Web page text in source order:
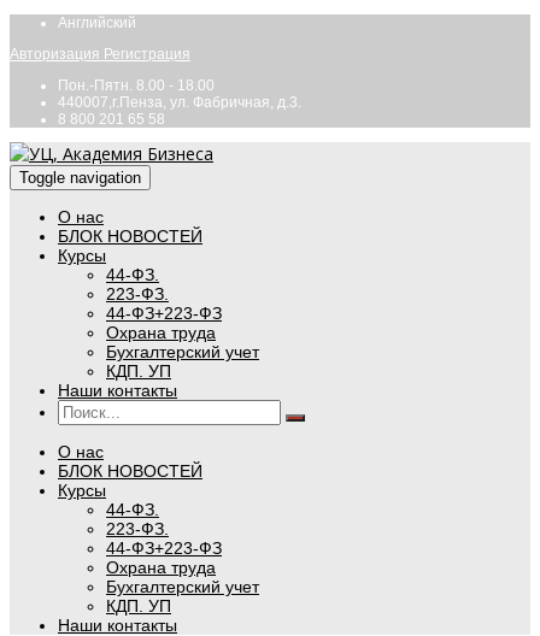
Английский
Авторизация Регистрация
Пон.-Пятн. 8.00 - 18.00
440007,г.Пенза, ул. Фабричная, д.3.
8 800 201 65 58
Toggle navigation
О нас
БЛОК НОВОСТЕЙ
Курсы
44-ФЗ.
223-ФЗ.
44-ФЗ+223-ФЗ
Охрана труда
Бухгалтерский учет
КДП. УП
Наши контакты
О нас
БЛОК НОВОСТЕЙ
Курсы
44-ФЗ.
223-ФЗ.
44-ФЗ+223-ФЗ
Охрана труда
Бухгалтерский учет
КДП. УП
Наши контакты